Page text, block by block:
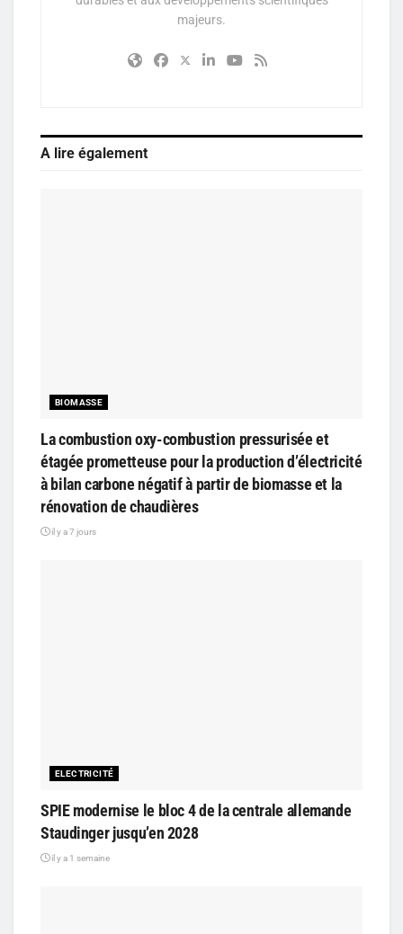
majeurs.
A lire également
BIOMASSE
La combustion oxy-combustion pressurisée et
étagée prometteuse pour la production d’électricité
à bilan carbone négatif à partir de biomasse et la
rénovation de chaudières
il y a 7 jours
ELECTRICITÉ
SPIE modernise le bloc 4 de la centrale allemande
Staudinger jusqu’en 2028
il y a 1 semaine